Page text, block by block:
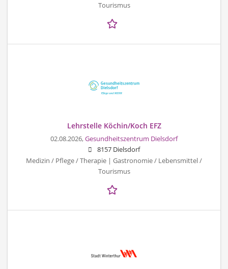
Tourismus
Lehrstelle Köchin/Koch EFZ
02.08.2026,Gesundheitszentrum Dielsdorf
8157 Dielsdorf
Medizin / Pflege / Therapie | Gastronomie / Lebensmittel /
Tourismus